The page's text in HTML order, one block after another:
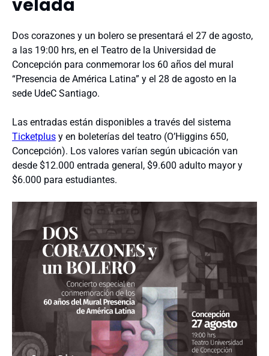
velada
Dos corazones y un bolero se presentará el 27 de agosto,
a las 19:00 hrs, en el Teatro de la Universidad de
Concepción para conmemorar los 60 años del mural
“Presencia de América Latina” y el 28 de agosto en la
sede UdeC Santiago.
Las entradas están disponibles a través del sistema
Ticketplus y en boleterías del teatro (O’Higgins 650,
Concepción). Los valores varían según ubicación van
desde $12.000 entrada general, $9.600 adulto mayor y
$6.000 para estudiantes.